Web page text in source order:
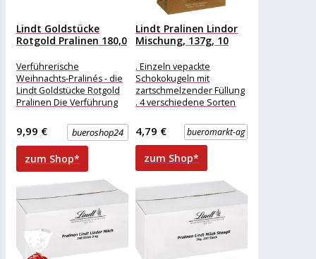
Lindt Goldstücke
Rotgold Pralinen 180,0
Verführerische
Weihnachts-Pralinés - die
Lindt Goldstücke Rotgold
Pralinen Die Verführung
hochwertigen,
weihnachtlichen
Geschenkverpackung
daher. Darin eingepackt
sind
bueroshop24
9,99 €
zum Shop*
Lindt Pralinen Lindor
Mischung, 137g, 10
. Einzeln vepackte
Schokokugeln mit
zartschmelzender Füllung
. 4 verschiedene Sorten
einzeln verpackt
Eigenschaft: ohne Alkohol
weitere
Produktinformationen:
bueromarkt-ag
4,79 €
zum Shop*